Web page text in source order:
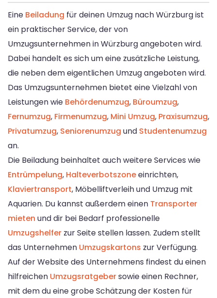
Eine Beiladung für deinen Umzug nach Würzburg ist
ein praktischer Service, der von
Umzugsunternehmen in Würzburg angeboten wird.
Dabei handelt es sich um eine zusätzliche Leistung,
die neben dem eigentlichen Umzug angeboten wird.
Das Umzugsunternehmen bietet eine Vielzahl von
Leistungen wie Behördenumzug, Büroumzug,
Fernumzug, Firmenumzug, Mini Umzug, Praxisumzug,
Privatumzug, Seniorenumzug und Studentenumzug
an.
Die Beiladung beinhaltet auch weitere Services wie
Entrümpelung, Halteverbotszoneeinrichten,
Klaviertransport, Möbelliftverleih und Umzug mit
Aquarien. Du kannst außerdem einen Transporter
mieten und dir bei Bedarf professionelle
Umzugshelfer zur Seite stellen lassen. Zudem stellt
das Unternehmen Umzugskartons zur Verfügung.
Auf der Website des Unternehmens findest du einen
hilfreichen Umzugsratgebersowie einen Rechner,
mit dem du eine grobe Schätzung der Kosten für